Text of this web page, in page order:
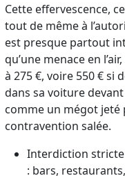
Cette effervescence,
tout de même à
est presque partout
qu’une menace en
à 275 €, voire 550 € si
dans sa voiture
comme un mégot
contravention salée.
Interdiction stricte
: bars,